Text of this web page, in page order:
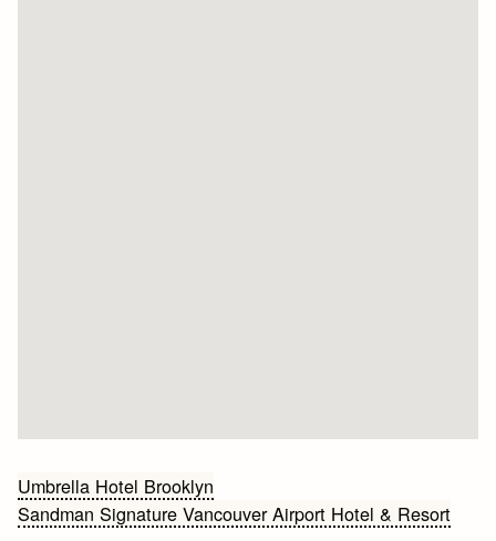
Bericht
navigatie
Umbrella Hotel Brooklyn
Sandman Signature Vancouver Airport Hotel & Resort